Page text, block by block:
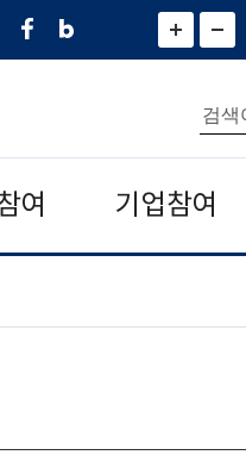
페
네
그
)
화
면
면
소
통
합
검
색
여 기업참여